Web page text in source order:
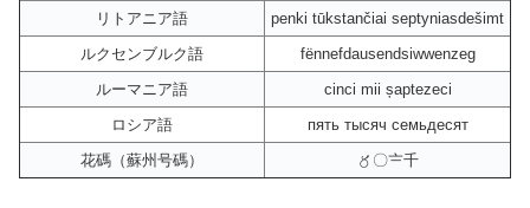
リトアニア語
penki tūkstančiai septyniasdešimt
ルクセンブルク語
fënnefdausendsiwwenzeg
ルーマニア語
cinci mii șaptezeci
ロシア語
пять тысяч семьдесят
花碼（蘇州号碼）
〥〇〧千